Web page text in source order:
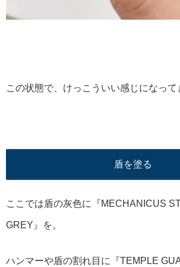
この状態で、けっこういい感じになって
盾を塗る
ここでは盾の灰色に『MECHANICUS
GREY』を。
ハンマーや盾の割れ目に『TEMPLE